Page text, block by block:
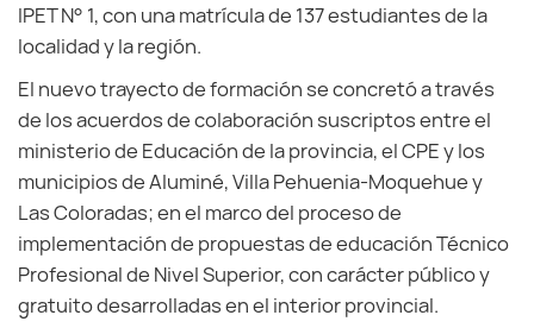
IPET N° 1, con una matrícula de 137 estudiantes de la
localidad y la región.
El nuevo trayecto de formación se concretó a través
de los acuerdos de colaboración suscriptos entre el
ministerio de Educación de la provincia, el CPE y los
municipios de Aluminé, Villa Pehuenia-Moquehue y
Las Coloradas; en el marco del proceso de
implementación de propuestas de educación Técnico
Profesional de Nivel Superior, con carácter público y
gratuito desarrolladas en el interior provincial.